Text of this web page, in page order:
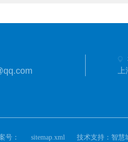
号： sitemap.xml 技术支持： 智慧